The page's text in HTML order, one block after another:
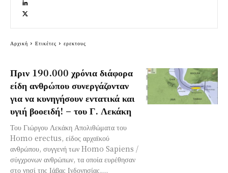
Πριν 190.000 χρόνια διάφορα
είδη ανθρώπου συνεργάζονταν
για να κυνηγήσουν εντατικά και
υγιή βοοειδή! – του Γ. Λεκάκη
Του Γιώργου Λεκάκη Απολιθώματα του
Homo erectus, είδος αρχαϊκού
ανθρώπου, συγγενή των Homo Sapiens /
σύγχρονων ανθρώπων, τα οποία ευρέθησαν
στο νησί της Ιάβας Ινδονησίας,...
Αρχική Ετικέτες ερεκτους